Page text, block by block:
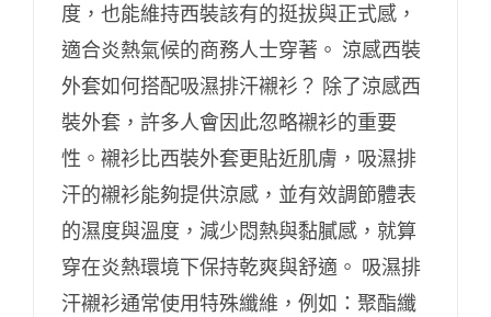
度，也能維持西裝該有的挺拔與正式感，
適合炎熱氣候的商務人士穿著。 涼感西裝
外套如何搭配吸濕排汗襯衫？ 除了涼感西
裝外套，許多人會因此忽略襯衫的重要
性。襯衫比西裝外套更貼近肌膚，吸濕排
汗的襯衫能夠提供涼感，並有效調節體表
的濕度與溫度，減少悶熱與黏膩感，就算
穿在炎熱環境下保持乾爽與舒適。 吸濕排
汗襯衫通常使用特殊纖維，例如：聚酯纖